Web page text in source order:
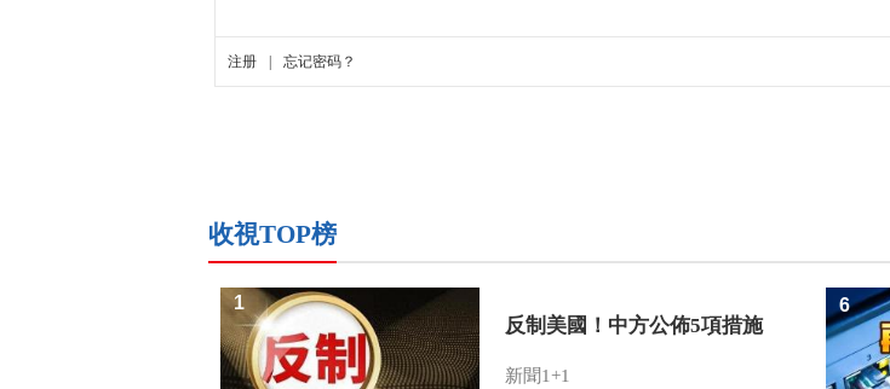
收視TOP榜
反制美國！中方公佈5項措施
新聞1+1
1 6